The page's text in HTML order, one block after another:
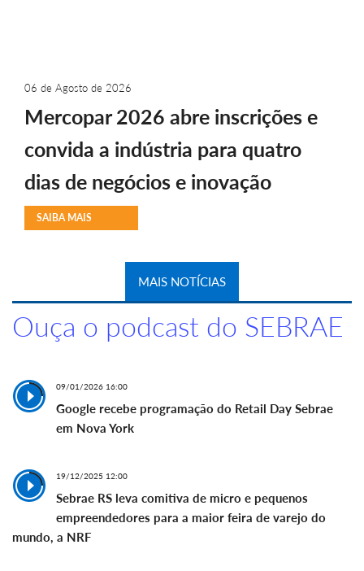
06 de Agosto de 2026
Mercopar 2026 abre inscrições e
convida a indústria para quatro
dias de negócios e inovação
SAIBA MAIS
MAIS NOTÍCIAS
Ouça o podcast do SEBRAE
09/01/2026 16:00
Google recebe programação do Retail Day Sebrae
em Nova York
19/12/2025 12:00
Sebrae RS leva comitiva de micro e pequenos
empreendedores para a maior feira de varejo do
mundo, a NRF